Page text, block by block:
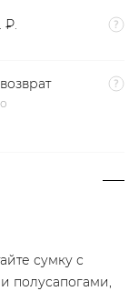
₽.
сумку с
полусапогами,